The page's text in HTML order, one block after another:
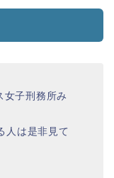
女子刑務所み
人は是非見て